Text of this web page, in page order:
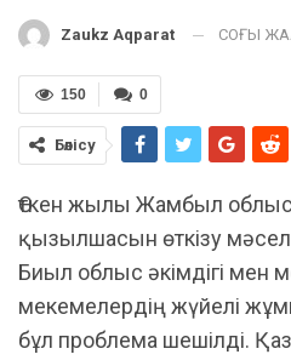
Zaukz Aqparat СОҢҒЫ
0
150
Бөлісу
Өткен жылы Жамбыл
қызылшасын өткізу
Биыл облыс әкімдігі мен
мекемелердің жүйелі
бұл проблема шешілді.